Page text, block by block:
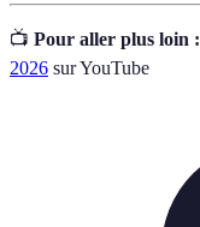
📺 Pour aller plus loin :
2026 sur YouTube